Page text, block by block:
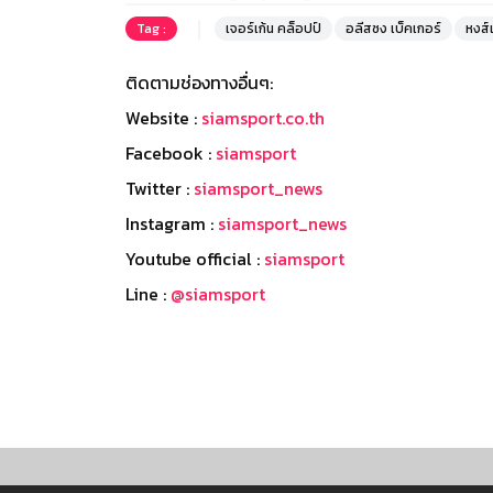
Tag : เจอร์เก้น คล็อปป์ อลีสซง เบ็คเกอร์ หงส์
ติดตามช่องทางอื่นๆ:
Website : siamsport.co.th
Facebook : siamsport
Twitter : siamsport_news
Instagram : siamsport_news
Youtube official : siamsport
Line : @siamsport